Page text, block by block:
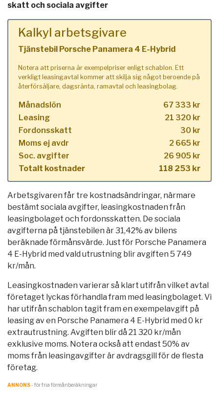
skatt och sociala avgifter
Kalkyl arbetsgivare
Tjänstebil Porsche Panamera 4 E-Hybrid
Notera att priserna är exempelpriser enligt schablon. Ett
verkligt leasingavtal kommer att skilja sig något beroende på
återförsäljare, dagsränta, ramavtal och leasingbolag.
Månadslön
67 333 kr
Leasing
21 320 kr
Fordonsskatt
30 kr
Moms ej avdr
2 665 kr
Soc. avgifter
26 905 kr
Totalt kostnader
118 253 kr
Arbetsgivaren får tre kostnadsändringar, närmare
bestämt sociala avgifter, leasingkostnaden från
leasingbolaget och fordonsskatten. De sociala
avgifterna på tjänstebilen är 31,42% av bilens
beräknade förmånsvärde. Just för Porsche Panamera
4 E-Hybrid med vald utrustning blir avgiften 5 749
kr/mån.
Leasingkostnaden varierar så klart utifrån vilket avtal
företaget lyckas förhandla fram med leasingbolaget. Vi
har utifrån schablon tagit fram en exempelavgift på
leasing av en Porsche Panamera 4 E-Hybrid med 0 kr
extrautrustning. Avgiften blir då 21 320 kr/mån
exklusive moms. Notera också att endast 50% av
moms från leasingavgifter är avdragsgill för de flesta
företag.
ANNONS- för fria förmånberäkningar